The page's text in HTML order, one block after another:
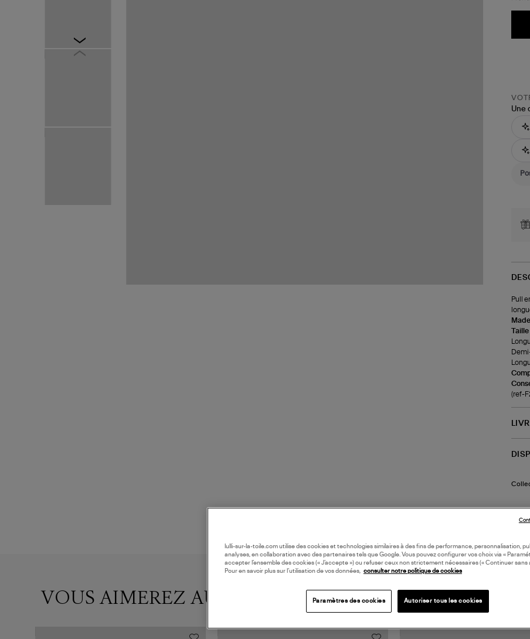
Une
Pull
Taille
(ref-
VOUS AIMEREZ AUSSI
lulli-sur-la-toile.com utilise des cookies et technologies similaires à des fins de performance, personnalisation,
analyses, en collaboration avec des partenaires tels que Google. Vous pouvez configurer vos choix via «
accepter l’ensemble des cookies (« J’accepte ») ou refuser ceux non strictement nécessaires (« Continuer sans
Pour en savoir plus sur l’utilisation de vos données,
consulter notre politique de cookies
Paramètres des cookies Autoriser tous les cookies